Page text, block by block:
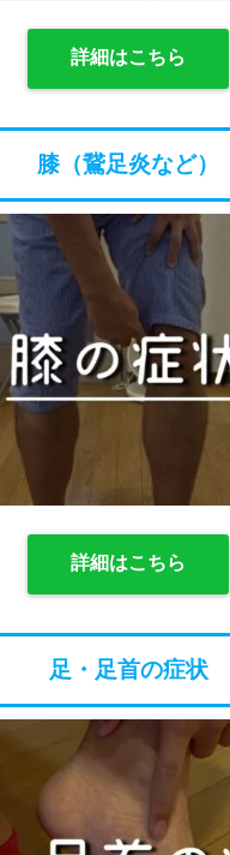
詳細はこちら
膝（鵞足炎など）
詳細はこちら
足・足首の症状